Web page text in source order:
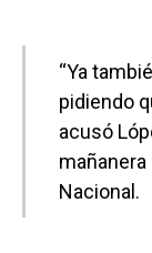
“Ya
pidiendo
acusó
Nacional.